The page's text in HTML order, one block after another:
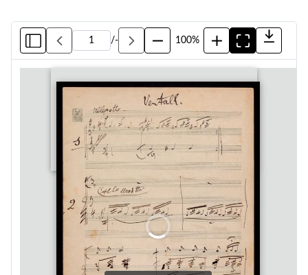
/- 100%